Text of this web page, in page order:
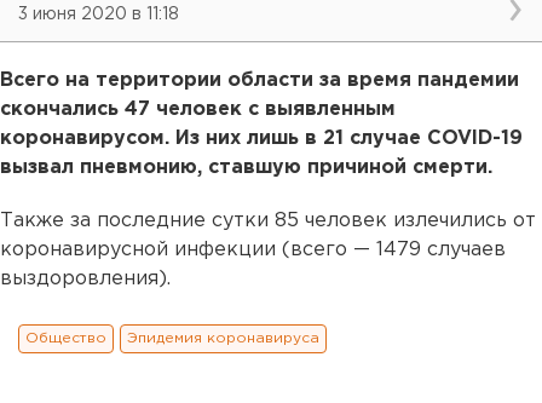
3 июня 2020 в 11:18
Всего на территории области за время пандемии
скончались 47 человек с выявленным
коронавирусом. Из них лишь в 21 случае COVID-19
вызвал пневмонию, ставшую причиной смерти.
Также за последние сутки 85 человек излечились от
коронавирусной инфекции (всего — 1479 случаев
выздоровления).
Общество Эпидемия коронавируса